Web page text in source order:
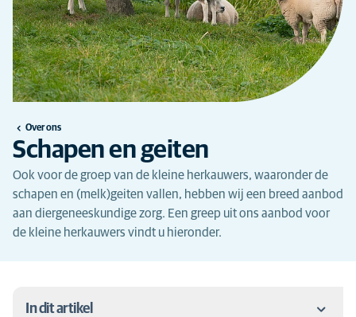
Over ons
Schapen en geiten
Ook voor de groep van de kleine herkauwers, waaronder de
schapen en (melk)geiten vallen, hebben wij een breed aanbod
aan diergeneeskundige zorg. Een greep uit ons aanbod voor
de kleine herkauwers vindt u hieronder.
In dit artikel